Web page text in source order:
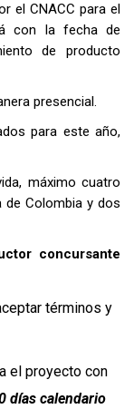
el CNACC para el
con la fecha de
de producto
presencial.
para este año,
máximo cuatro
Colombia y dos
concursante
términos y
el proyecto con
días calendario